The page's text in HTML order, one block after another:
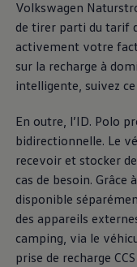
au-
dans
Volkswagen
de tirer parti du tarif
activement votre
sur la recharge à
intelligente, suivez ce
En outre, l’ID. Polo
bidirectionnelle. Le
recevoir et stocker
cas de besoin. Grâce
disponible
des appareils
camping, via le
prise de recharge